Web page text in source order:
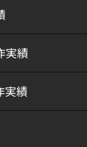
実績
実績